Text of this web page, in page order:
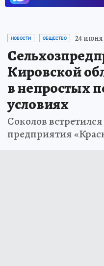
НОВОСТИ ОБЩЕСТВО 24 июня
Кировской
в непростых
условиях
Соколов
предприятия